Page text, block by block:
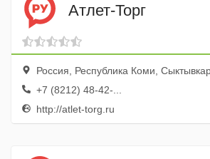
Атлет-Торг
Россия, Республика Коми, Сыктывкар,
+7 (8212) 48-42-...
http://atlet-torg.ru